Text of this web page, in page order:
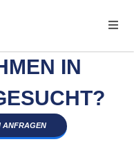
IN
ANFRAGEN